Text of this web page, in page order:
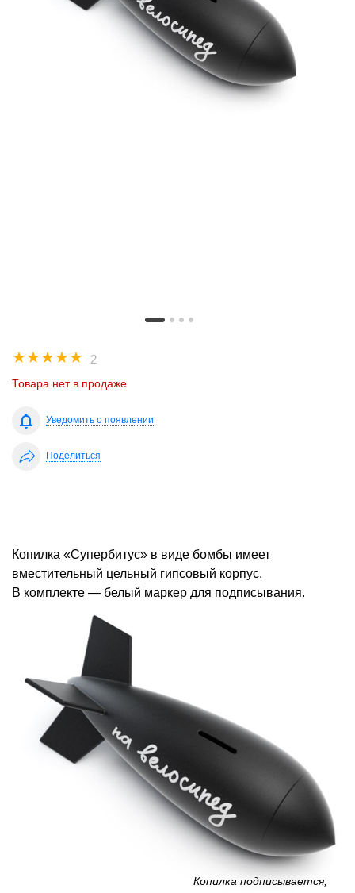
☆
☆
☆
☆
☆ 2
Товара нет в продаже
Уведомить о появлении
Поделиться
Копилка «Супербитус» в виде бомбы имеет
вместительный цельный гипсовый корпус.
В комплекте — белый маркер для подписывания.
Копилка подписывается,